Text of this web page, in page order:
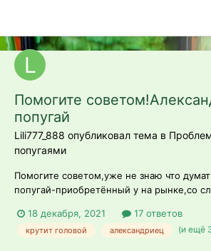
Помогите
попугай
Lili777_888 опубликовал тема в
попугаями
Помогите советом,уже не знаю что
попугай-приобретённый у на рынке,со
меня 3 недели.Ведёт себя
фрукты,корм.Кушает с рук,даёт погладить
18 декабря, 2021 17 ответов
крутит головой александриец (и ещё